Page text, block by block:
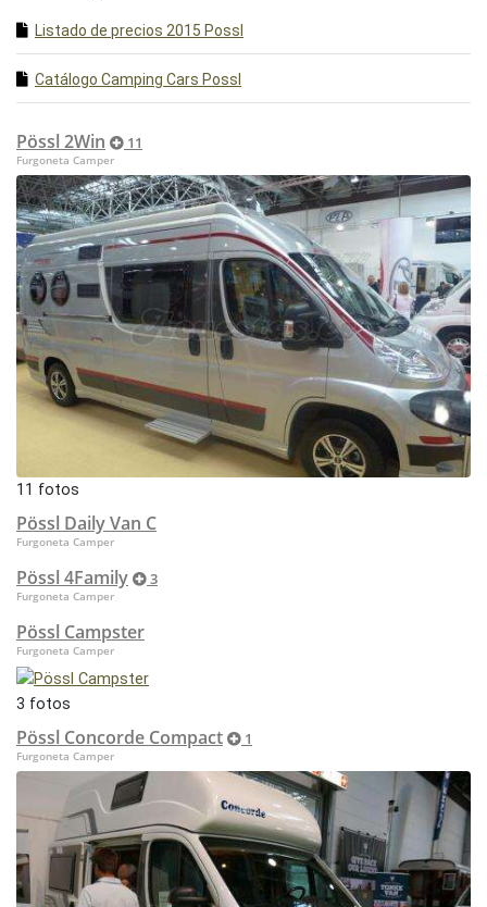
Listado de precios 2015 Possl
Catálogo Camping Cars Possl
Pössl 2Win 11
Furgoneta Camper
11 fotos
Pössl Daily Van C
Furgoneta Camper
Pössl 4Family 3
Furgoneta Camper
Pössl Campster
Furgoneta Camper
3 fotos
Pössl Concorde Compact 1
Furgoneta Camper